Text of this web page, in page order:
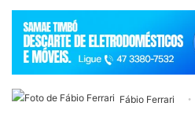
Fábio Ferrari